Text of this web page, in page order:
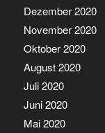
Dezember 2020
November 2020
Oktober 2020
August 2020
Juli 2020
Juni 2020
Mai 2020